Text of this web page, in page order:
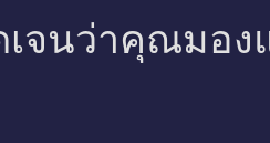
เจนว่าคุณมอง